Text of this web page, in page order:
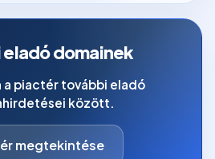
eladó domainek
a piactér további eladó
között.
megtekintése